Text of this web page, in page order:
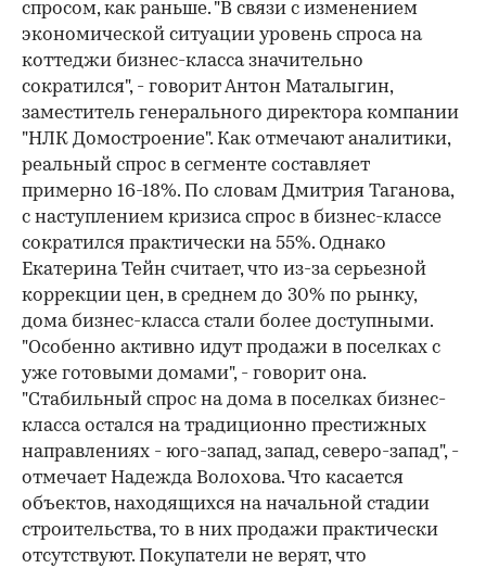
спросом, как раньше. "В связи с изменением
экономической ситуации уровень спроса на
коттеджи бизнес-класса значительно
сократился", - говорит Антон Маталыгин,
заместитель генерального директора компании
"НЛК Домостроение". Как отмечают аналитики,
реальный спрос в сегменте составляет
примерно 16-18%. По словам Дмитрия Таганова,
с наступлением кризиса спрос в бизнес-классе
сократился практически на 55%. Однако
Екатерина Тейн считает, что из-за серьезной
коррекции цен, в среднем до 30% по рынку,
дома бизнес-класса стали более доступными.
"Особенно активно идут продажи в поселках с
уже готовыми домами", - говорит она.
"Стабильный спрос на дома в поселках бизнес-
класса остался на традиционно престижных
направлениях - юго-запад, запад, северо-запад", -
отмечает Надежда Волохова. Что касается
объектов, находящихся на начальной стадии
строительства, то в них продажи практически
отсутствуют. Покупатели не верят, что